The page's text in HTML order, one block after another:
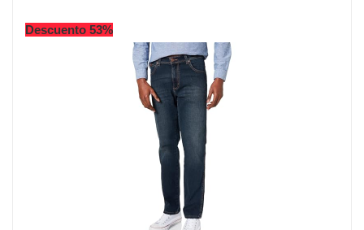
Descuento 53%